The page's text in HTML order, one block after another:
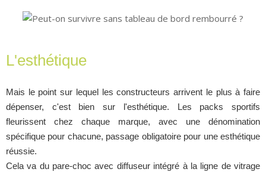
L'esthétique
Mais le point sur lequel les constructeurs arrivent le plus à faire
dépenser, c'est bien sur l'esthétique. Les packs sportifs
fleurissent chez chaque marque, avec une dénomination
spécifique pour chacune, passage obligatoire pour une esthétique
réussie.
Cela va du pare-choc avec diffuseur intégré à la ligne de vitrage